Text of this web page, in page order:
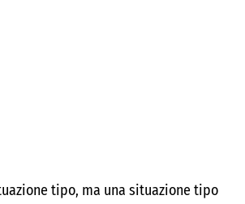
tipo, ma una situazione tipo